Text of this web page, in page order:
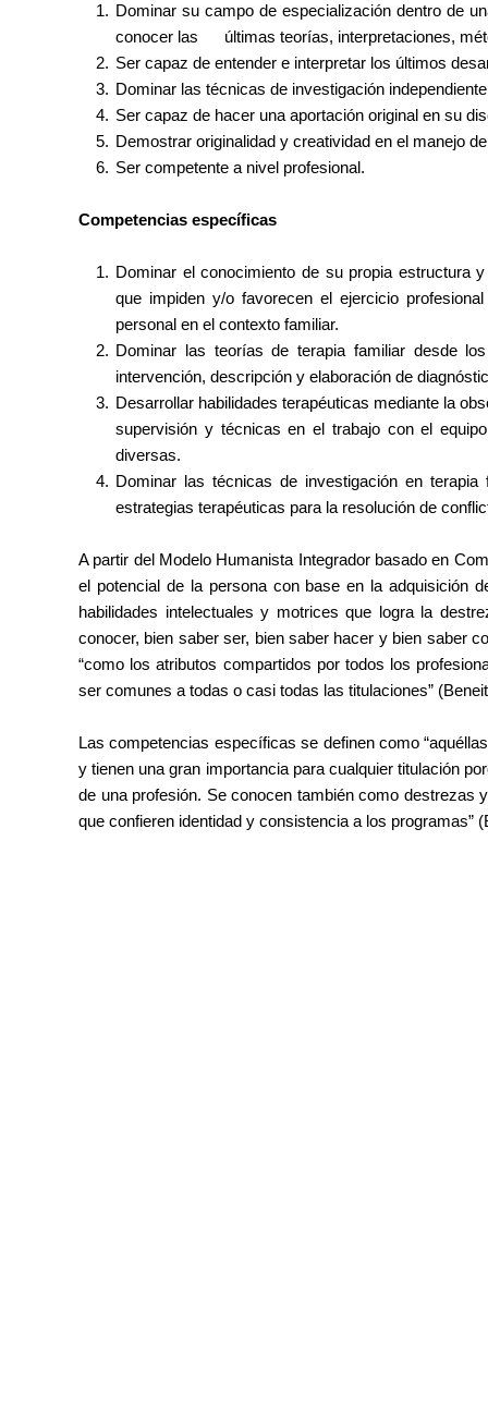
Dominar su campo de especialización dentro de
conocer las últimas teorías, interpretaciones,
Ser capaz de entender e interpretar los últimos
Dominar las técnicas de investigación
Ser capaz de hacer una aportación original en su
Demostrar originalidad y creatividad en el manejo
Ser competente a nivel profesional.
Competencias específicas
Dominar el conocimiento de su propia estructura
que impiden y/o favorecen el ejercicio
personal en el contexto familiar.
Dominar las teorías de terapia familiar desde
intervención, descripción y elaboración de
Desarrollar habilidades terapéuticas mediante la
supervisión y técnicas en el trabajo con el
diversas.
Dominar las técnicas de investigación en
estrategias terapéuticas para la resolución de
A partir del Modelo Humanista Integrador basado en
el potencial de la persona con base en la adquisición
habilidades intelectuales y motrices que logra la
conocer, bien saber ser, bien saber hacer y bien saber
“como los atributos compartidos por todos los
ser comunes a todas o casi todas las titulaciones”
Las competencias específicas se definen como
y tienen una gran importancia para cualquier titulación
de una profesión. Se conocen también como
que confieren identidad y consistencia a los programas”